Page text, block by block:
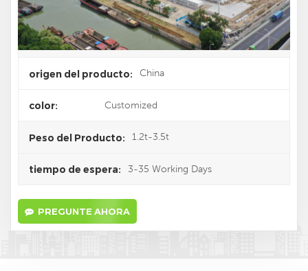
artículo NO.: FPC-0011
pago: T/T
origen del producto: China
color: Customized
Peso del Producto: 1.2t-3.5t
tiempo de espera: 3-35 Working Days
PREGUNTE AHORA